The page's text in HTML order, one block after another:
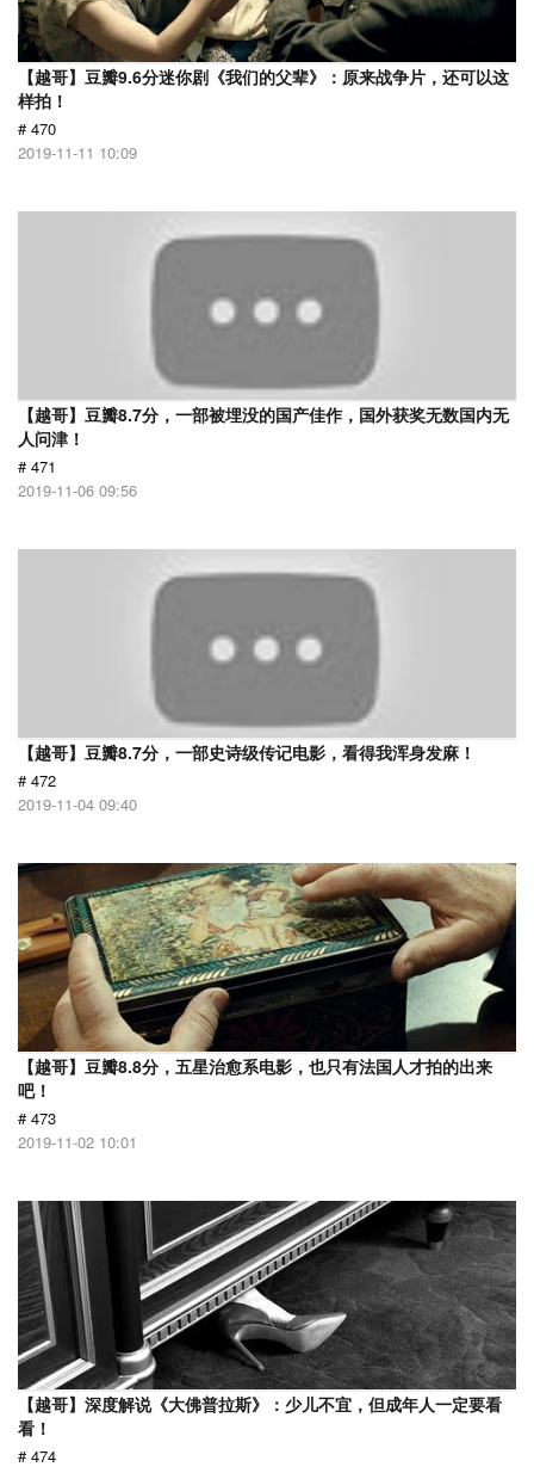
【越哥】豆瓣9.6分迷你剧《我们的父辈》：原来战争片，还可以这
样拍！
# 470
2019-11-11 10:09
【越哥】豆瓣8.7分，一部被埋没的国产佳作，国外获奖无数国内无
人问津！
# 471
2019-11-06 09:56
【越哥】豆瓣8.7分，一部史诗级传记电影，看得我浑身发麻！
# 472
2019-11-04 09:40
【越哥】豆瓣8.8分，五星治愈系电影，也只有法国人才拍的出来
吧！
# 473
2019-11-02 10:01
【越哥】深度解说《大佛普拉斯》：少儿不宜，但成年人一定要看
看！
# 474